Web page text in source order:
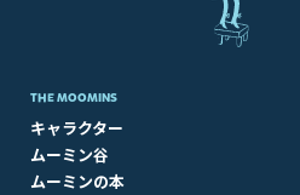
THE MOOMINS
キャラクター
ムーミン谷
ムーミンの本